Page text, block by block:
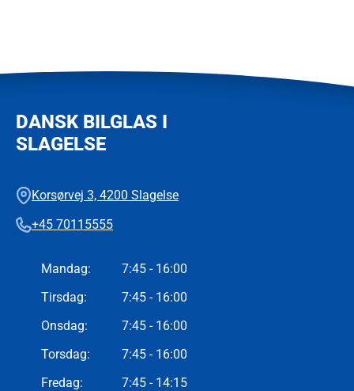
DANSK BILGLAS I
SLAGELSE
Korsørvej 3, 4200 Slagelse
+45 70115555
Mandag:
7:45 - 16:00
Tirsdag:
7:45 - 16:00
Onsdag:
7:45 - 16:00
Torsdag:
7:45 - 16:00
Fredag: 7:45 - 14:15